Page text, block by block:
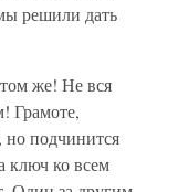
решили дать
же! Не вся
Грамоте,
но подчинится
ключ ко всем